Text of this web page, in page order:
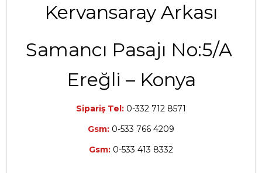
Kervansaray Arkası
Samancı Pasajı No:5/A
Ereğli – Konya
Sipariş Tel: 0-332 712 8571
Gsm: 0-533 766 4209
Gsm: 0-533 413 8332